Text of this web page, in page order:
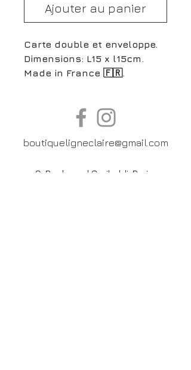
Ajouter au panier
Carte double et enveloppe.
Dimensions: L15 x l15cm.
Made in France 🇫🇷.
boutiqueligneclaire@gmail.com
6, Boulevard Garibaldi, Paris